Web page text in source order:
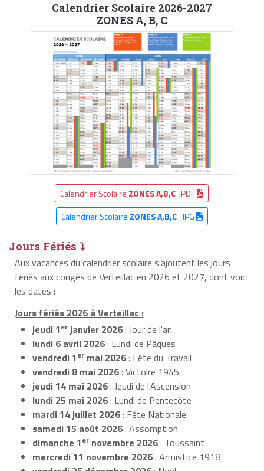
Calendrier Scolaire 2026-2027
ZONES A, B, C
Calendrier Scolaire ZONES A,B,C .PDF
Calendrier Scolaire ZONES A,B,C.JPG
Jours Fériés ⤵
Aux vacances du calendrier scolaire s’ajoutent les jours
fériés aux congés de Verteillac en 2026 et 2027, dont voici
les dates :
Jours fériés 2026 à Verteillac :
jeudi 1er janvier 2026: Jour de l'an
lundi 6 avril 2026: Lundi de Pâques
vendredi 1er mai 2026: Fête du Travail
vendredi 8 mai 2026: Victoire 1945
jeudi 14 mai 2026: Jeudi de l'Ascension
lundi 25 mai 2026: Lundi de Pentecôte
mardi 14 juillet 2026: Fête Nationale
samedi 15 août 2026: Assomption
dimanche 1er novembre 2026: Toussaint
mercredi 11 novembre 2026: Armistice 1918